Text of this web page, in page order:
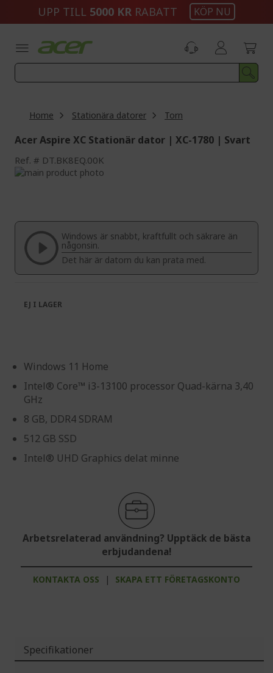
UPP TILL 5000 KR RABATT KÖP NU
Home Stationära datorer Torn
Acer Aspire XC Stationär dator | XC-1780 | Svart
Ref. DT.BK8EQ.00K
Skip
of
images
gallery
beginning
the
images
gallery
Windows är snabbt, kraftfullt och säkrare än
någonsin.
Det här är datorn du kan prata med.
Windows 11 Home
Intel® Core™ i3-13100 processor Quad-kärna 3,40
GHz
8 GB, DDR4 SDRAM
512 GB SSD
Intel® UHD Graphics delat minne
Arbetsrelaterad användning? Upptäck de bästa
erbjudandena!
KONTAKTA OSS | SKAPA ETT FÖRETAGSKONTO
EJ I LAGER
Specifikationer